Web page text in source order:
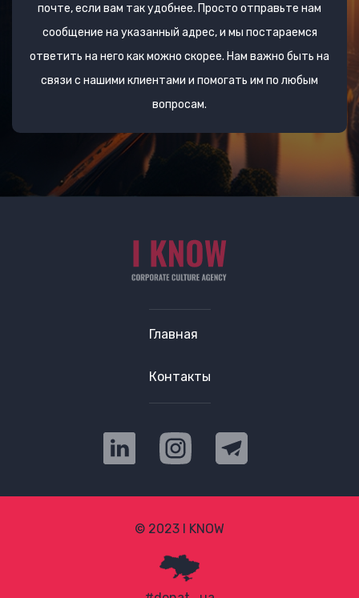
почте, если вам так удобнее. Просто отправьте нам
сообщение на указанный адрес, и мы постараемся
ответить на него как можно скорее. Нам важно быть на
связи с нашими клиентами и помогать им по любым
вопросам.
Главная
Контакты
© 2023 I KNOW